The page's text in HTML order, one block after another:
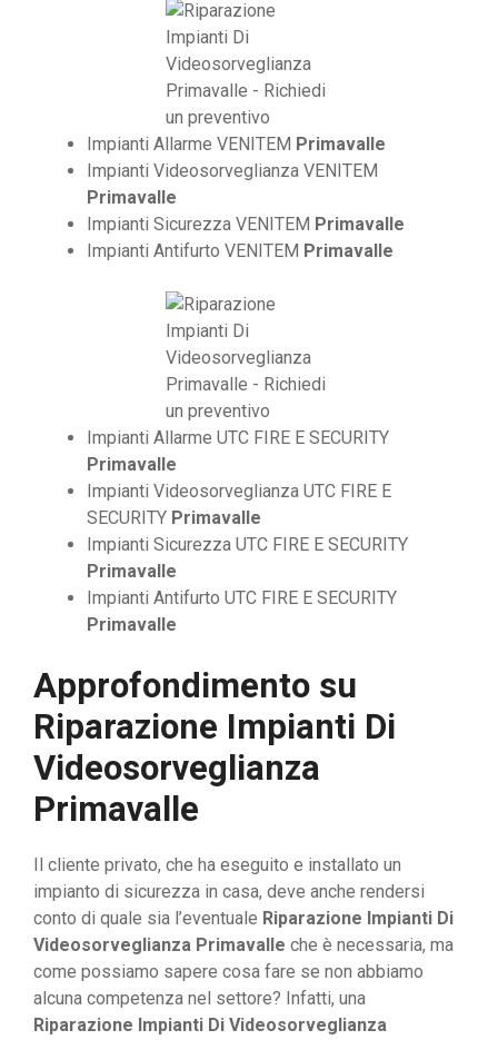
Impianti Allarme VENITEM Primavalle
Impianti Videosorveglianza VENITEM
Primavalle
Impianti Sicurezza VENITEM Primavalle
Impianti Antifurto VENITEM Primavalle
Impianti Allarme UTC FIRE E SECURITY
Primavalle
Impianti Videosorveglianza UTC FIRE E
SECURITY Primavalle
Impianti Sicurezza UTC FIRE E SECURITY
Primavalle
Impianti Antifurto UTC FIRE E SECURITY
Primavalle
Approfondimento su
Riparazione Impianti Di
Videosorveglianza
Primavalle
Il cliente privato, che ha eseguito e installato un
impianto di sicurezza in casa, deve anche rendersi
conto di quale sia l’eventuale Riparazione Impianti Di
Videosorveglianza Primavalle che è necessaria, ma
come possiamo sapere cosa fare se non abbiamo
alcuna competenza nel settore? Infatti, una
Riparazione Impianti Di Videosorveglianza